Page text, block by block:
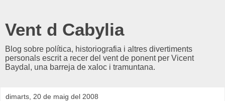
Vent d Cabylia
Blog sobre política, historiografia i altres divertiments
personals escrit a recer del vent de ponent per Vicent
Baydal, una barreja de xaloc i tramuntana.
dimarts, 20 de maig del 2008